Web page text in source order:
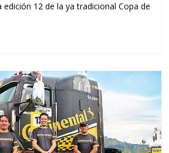
12 de la ya tradicional Copa de